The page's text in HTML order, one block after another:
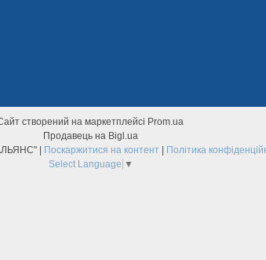
створений на маркетплейсі Prom.ua
Продавець на Bigl.ua
ТОВ "ІННОВАЦІЙНИЙ АЛЬЯНС" | Поскаржитися на контент | Політика
Select Language ▼